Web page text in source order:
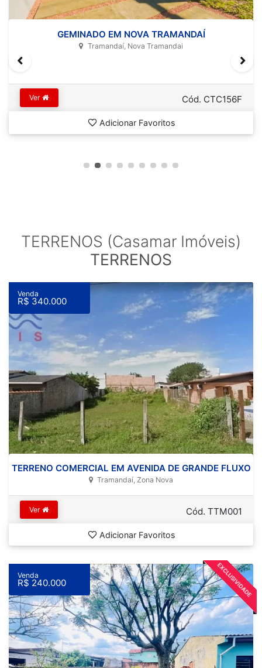
GEMINADO EM NOVA TRAMANDAÍ
Tramandaí, Nova Tramandai
Ver Cód. CTC156F
Adicionar Favoritos
TERRENOS (Casamar Imóveis)
TERRENOS
Venda
R$ 340.000
TERRENO COMERCIAL EM AVENIDA DE GRANDE FLUXO
Tramandaí, Zona Nova
Ver Cód. TTM001
Adicionar Favoritos
EXCLUSIVIDADE
Venda
R$ 240.000